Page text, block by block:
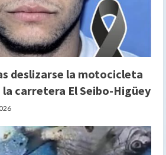
deslizarse la motocicleta
la carretera El Seibo-Higüey